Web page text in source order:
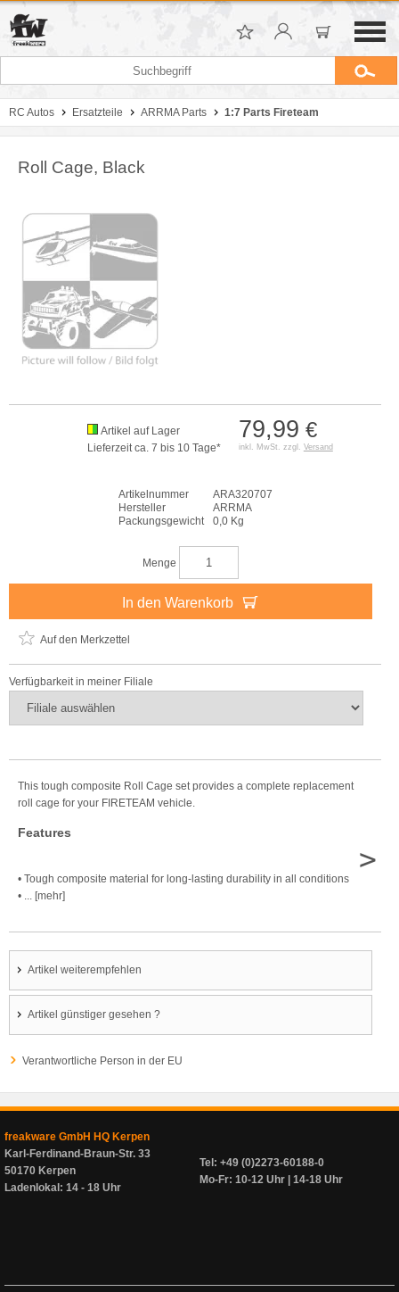
RC Autos Ersatzteile ARRMA Parts 1:7 Parts Fireteam
Roll Cage, Black
79,99 €
inkl. MwSt. zzgl. Versand
Artikel auf Lager
Lieferzeit ca. 7 bis 10 Tage*
Artikelnummer
ARA320707
Hersteller
ARRMA
Packungsgewicht
0,0 Kg
Menge
In den Warenkorb
Auf den Merkzettel
Verfügbarkeit in meiner Filiale
This tough composite Roll Cage set provides a complete replacement
roll cage for your FIRETEAM vehicle.
Features
• Tough composite material for long-lasting durability in all conditions
• ... [mehr]
>
Artikel weiterempfehlen
Artikel günstiger gesehen ?
Verantwortliche Person in der EU
freakware GmbH HQ Kerpen
Karl-Ferdinand-Braun-Str. 33
50170 Kerpen
Ladenlokal: 14 - 18 Uhr
Tel: +49 (0)2273-60188-0
Mo-Fr: 10-12 Uhr | 14-18 Uhr